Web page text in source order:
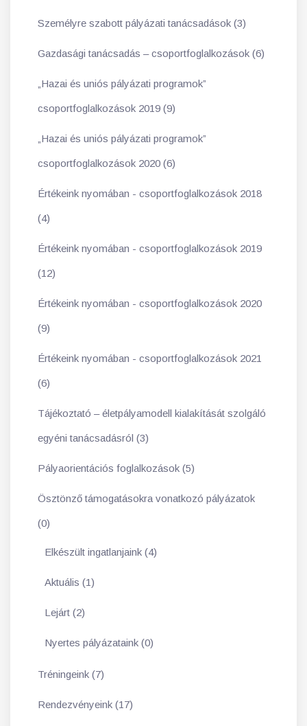
Személyre szabott pályázati tanácsadások (3)
Gazdasági tanácsadás – csoportfoglalkozások (6)
„Hazai és uniós pályázati programok”
csoportfoglalkozások 2019 (9)
„Hazai és uniós pályázati programok”
csoportfoglalkozások 2020 (6)
Értékeink nyomában - csoportfoglalkozások 2018
(4)
Értékeink nyomában - csoportfoglalkozások 2019
(12)
Értékeink nyomában - csoportfoglalkozások 2020
(9)
Értékeink nyomában - csoportfoglalkozások 2021
(6)
Tájékoztató – életpályamodell kialakítását szolgáló
egyéni tanácsadásról (3)
Pályaorientációs foglalkozások (5)
Ösztönző támogatásokra vonatkozó pályázatok
(0)
Elkészült ingatlanjaink (4)
Aktuális (1)
Lejárt (2)
Nyertes pályázataink (0)
Tréningeink (7)
Rendezvényeink (17)